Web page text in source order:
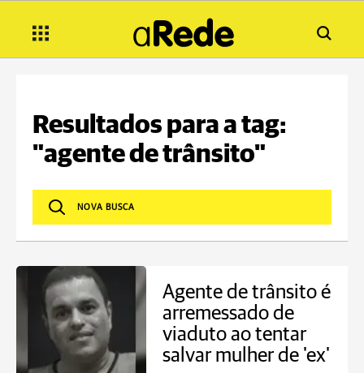
Resultados para a tag:
"agente de trânsito"
Agente de trânsito é
arremessado de
viaduto ao tentar
salvar mulher de 'ex'